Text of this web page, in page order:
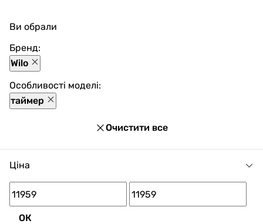
способи оплати, покупка в кредит та багато акцій та
знажок для кожного покупця.
Ви обрали
Бренд:
Wilo
Особливості моделі:
таймер
Очистити все
Ціна
ОК